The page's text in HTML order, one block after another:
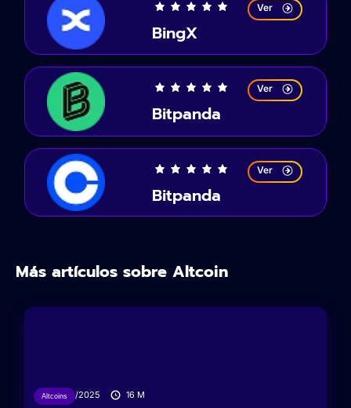
BingX
Ver
Bitpanda
Ver
Bitpanda
Ver
Más artículos sobre Altcoin
Altcoins
10/02/2025 16 M